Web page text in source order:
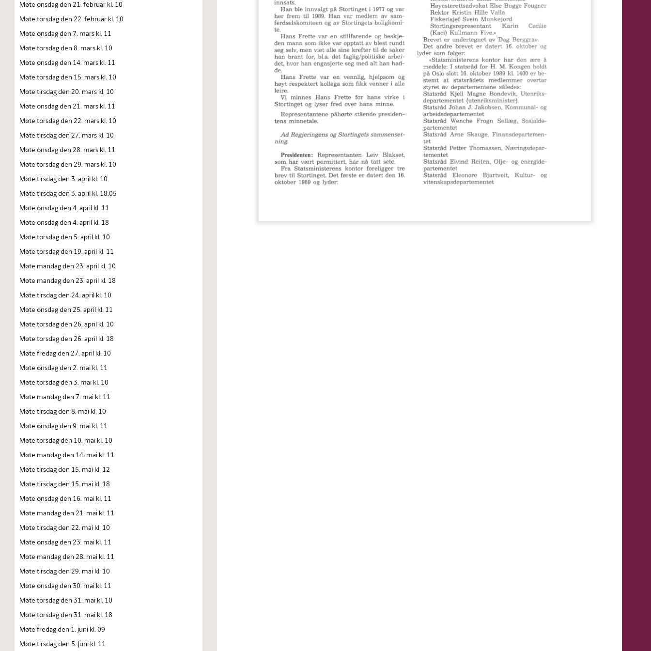
Møte onsdag den 21. februar kl. 10
Møte torsdag den 22. februar kl. 10
Møte onsdag den 7. mars kl. 11
Møte torsdag den 8. mars kl. 10
Møte onsdag den 14. mars kl. 11
Møte torsdag den 15. mars kl. 10
Møte tirsdag den 20. mars kl. 10
Møte onsdag den 21. mars kl. 11
Møte torsdag den 22. mars kl. 10
Møte tirsdag den 27. mars kl. 10
Møte onsdag den 28. mars kl. 11
Møte torsdag den 29. mars kl. 10
Møte tirsdag den 3. april kl. 10
Møte tirsdag den 3. april kl. 18.05
Møte onsdag den 4. april kl. 11
Møte onsdag den 4. april kl. 18
Møte torsdag den 5. april kl. 10
Møte torsdag den 19. april kl. 11
Møte mandag den 23. april kl. 10
Møte mandag den 23. april kl. 18
Møte tirsdag den 24. april kl. 10
Møte onsdag den 25. april kl. 11
Møte torsdag den 26. april kl. 10
Møte torsdag den 26. april kl. 18
Møte fredag den 27. april kl. 10
Møte onsdag den 2. mai kl. 11
Møte torsdag den 3. mai kl. 10
Møte mandag den 7. mai kl. 11
Møte tirsdag den 8. mai kl. 10
Møte onsdag den 9. mai kl. 11
Møte torsdag den 10. mai kl. 10
Møte mandag den 14. mai kl. 11
Møte tirsdag den 15. mai kl. 12
Møte tirsdag den 15. mai kl. 18
Møte onsdag den 16. mai kl. 11
Møte mandag den 21. mai kl. 11
Møte tirsdag den 22. mai kl. 10
Møte onsdag den 23. mai kl. 11
Møte mandag den 28. mai kl. 11
Møte tirsdag den 29. mai kl. 10
Møte onsdag den 30. mai kl. 11
Møte torsdag den 31. mai kl. 10
Møte torsdag den 31. mai kl. 18
Møte fredag den 1. juni kl. 09
Møte tirsdag den 5. juni kl. 11